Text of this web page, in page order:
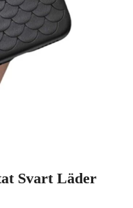
Svart Läder